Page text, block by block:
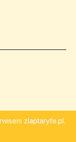
zlaptaryfe.pl.